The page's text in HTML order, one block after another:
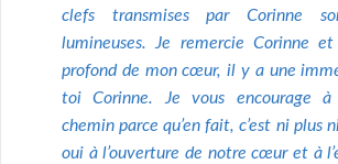
clefs transmises par Corinne
lumineuses. Je remercie Corinne
profond de mon cœur, il y a une
toi Corinne. Je vous encourage à
chemin parce qu’en fait, c’est ni plus
oui à l’ouverture de notre cœur et à